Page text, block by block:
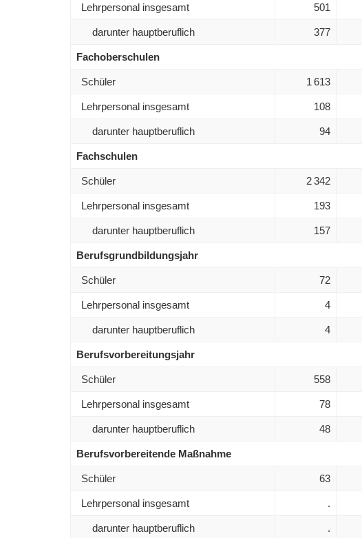
Lehrpersonal insgesamt 501
darunter hauptberuflich 377
Fachoberschulen
Schüler 1 613
Lehrpersonal insgesamt 108
darunter hauptberuflich 94
Fachschulen
Schüler 2 342
Lehrpersonal insgesamt 193
darunter hauptberuflich 157
Berufsgrundbildungsjahr
Schüler 72
Lehrpersonal insgesamt 4
darunter hauptberuflich 4
Berufsvorbereitungsjahr
Schüler 558
Lehrpersonal insgesamt 78
darunter hauptberuflich 48
Berufsvorbereitende Maßnahme
Schüler 63
Lehrpersonal insgesamt .
darunter hauptberuflich .